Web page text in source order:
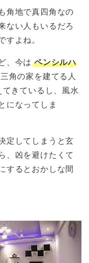
角地で真四角なの
ない人もいるだろ
すよね。
、今は ペンシルハ
角の家を建てる人
てきているし、風水
になってしま
定してしまうと玄
、凶を避けたくて
するとおかしな間